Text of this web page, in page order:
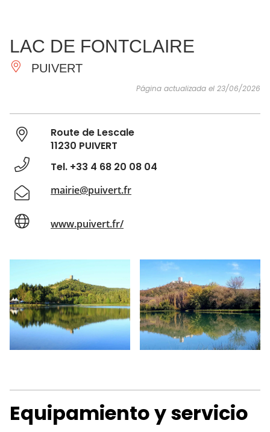
IMPRESCINDIBLES
HACER
INSPIRACIONES
LAC DE FONTCLAIRE
PUIVERT
Página actualizada el 23/06/2026
Route de Lescale
11230 PUIVERT
Tel. +33 4 68 20 08 04
mairie@puivert.fr
www.puivert.fr/
Equipamiento y servicio